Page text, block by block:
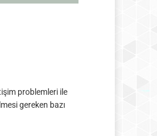
problemleri ile
gereken bazı